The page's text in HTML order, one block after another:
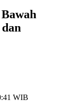
WIB